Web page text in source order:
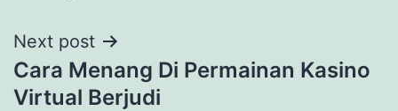
Next post
Cara Menang Di Permainan Kasino
Virtual Berjudi